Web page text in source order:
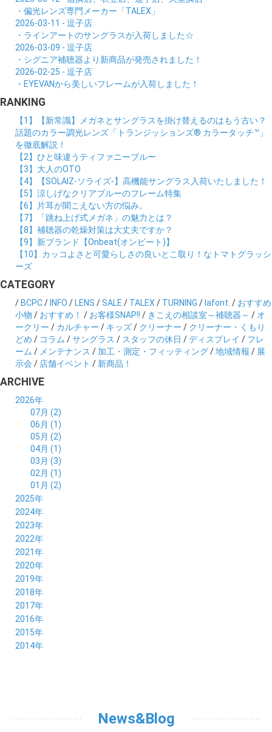
・偏光レンズ専門メーカー「TALEX」
2026-03-11 - 逗子店
・ラインアートのサングラスが入荷しました☆
2026-03-09 - 逗子店
・シグニア補聴器より新商品が発売されました！
2026-02-25 - 逗子店
・EYEVANから美しいフレームが入荷しました！
RANKING
【1】【新常識】メガネとサングラスを掛け替えるのはもう古い？
話題のカラー調光レンズ「トランジッションズ® カラータッチ™」
を徹底解説！
【2】ひと味違うティファニーブルー
【3】大人のOTO
【4】【SOLAIZ-ソライズ-】高機能サングラス入荷いたしました！
【5】涼しげなクリアブルーのフレーム特集
【6】片耳が聞こえない方の悩み。
【7】「跳ね上げ式メガネ」の魅力とは？
【8】補聴器の乾燥対策は大丈夫ですか？
【9】新ブランド【Onbeat(オンビート)】
【10】カッコよさと可愛らしさの良いとこ取り！なトマトグラッシ
ーズ
CATEGORY
/ BCPC/ INFO / LENS /SALE / TALEX/ TURNING / lafont. / おすすめ
小物 / おすすめ！ / お客様SNAP!! / きこえの相談室～補聴器～ / オ
ークリー / カルチャー / キッズ/ クリーナー / クリーナー・くもり
どめ / コラム /サングラス / スタッフの休日 /ディスプレイ / フレ
ーム / メンテナンス / 加工・測定・フィッティング/地域情報 / 展
示会 / 店舗イベント / 新商品！
ARCHIVE
2026年
07月 (2)
06月 (1)
05月 (2)
04月 (1)
03月 (3)
02月 (1)
01月 (2)
2025年
12月 (2)
11月 (2)
10月 (3)
09月 (3)
08月 (4)
07月 (4)
06月 (4)
05月 (4)
04月 (1)
03月 (3)
02月 (4)
01月 (4)
2024年
12月 (6)
11月 (5)
10月 (4)
09月 (6)
08月 (5)
07月 (5)
06月 (4)
05月 (3)
04月 (7)
03月 (5)
02月 (7)
2023年
12月 (5)
11月 (4)
10月 (5)
09月 (6)
08月 (7)
07月 (7)
06月 (7)
05月 (8)
04月 (8)
03月 (9)
2022年
12月 (9)
11月 (5)
10月 (8)
09月 (7)
08月 (5)
07月 (9)
06月 (10)
05月 (9)
04月 (7)
2021年
12月 (5)
11月 (5)
10月 (5)
09月 (5)
08月 (11)
07月 (4)
06月 (7)
05月 (8)
2020年
12月 (7)
11月 (6)
10月 (8)
09月 (10)
08月 (10)
07月 (7)
06月 (7)
2019年
12月 (8)
11月 (9)
10月 (9)
09月 (7)
08月 (8)
07月 (7)
2018年
12月 (8)
11月 (8)
10月 (7)
09月 (10)
08月 (8)
2017年
12月 (7)
11月 (8)
10月 (7)
2016年
12月 (9)
11月 (5)
05月 (6)
2015年
12月 (9)
06月 (5)
2014年
News&Blog